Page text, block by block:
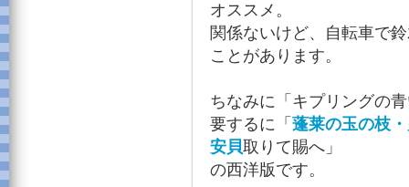
オススメ。
関係ないけど、自転車で
ことがあります。
ちなみに「キプリングの
要するに「 蓬莱の玉の枝
安貝取りて賜へ」
の西洋版です。